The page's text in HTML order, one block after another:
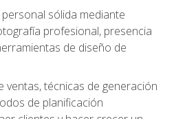
sólida mediante
profesional, presencia
de diseño de
ventas, técnicas de generación
de planificación